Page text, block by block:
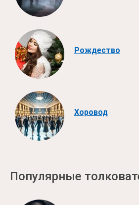
Рождество
Хоровод
Популярные